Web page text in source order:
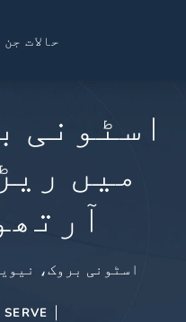
حالات
اسٹونی
میں
اسٹونی بروک،